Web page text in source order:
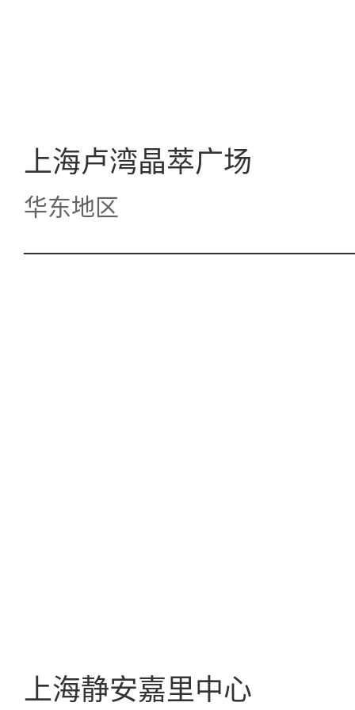
上海卢湾晶萃广场
华东地区
上海静安嘉里中心